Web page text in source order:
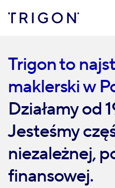
Trigon to
maklerski w
Działamy od
Jesteśmy
niezależnej,
finansowej.